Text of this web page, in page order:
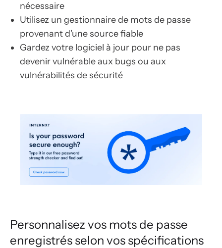
nécessaire
Utilisez un gestionnaire de mots de passe
provenant d'une source fiable
Gardez votre logiciel à jour pour ne pas
devenir vulnérable aux bugs ou aux
vulnérabilités de sécurité
Personnalisez vos mots de passe
enregistrés selon vos spécifications